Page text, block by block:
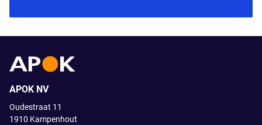
APOK NV
Oudestraat 11
1910 Kampenhout